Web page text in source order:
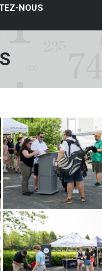
NOUS